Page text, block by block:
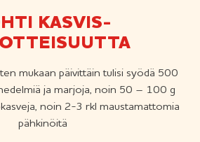
KASVIS­
mukaan päivittäin tulisi syödä 500
ja marjoja, noin 50 – 100 g
noin 2-3 rkl maustamattomia
pähkinöitä